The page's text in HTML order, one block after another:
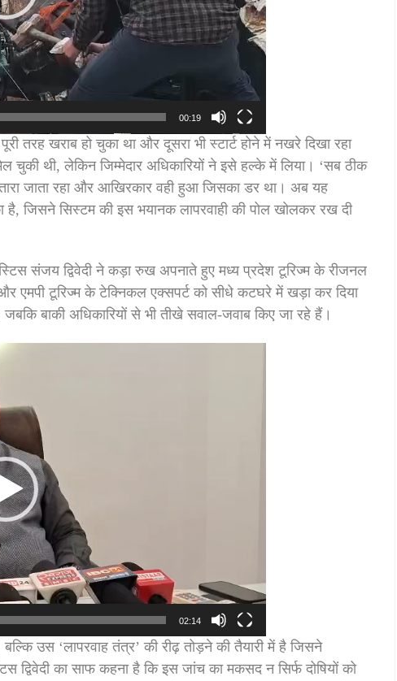
00:19
खराब हो चुका था और दूसरा भी स्टार्ट होने में नखरे दिखा रहा
चुकी थी, लेकिन जिम्मेदार अधिकारियों ने इसे हल्के में लिया। ‘सब ठीक
जाता रहा और आखिरकार वही हुआ जिसका डर था। अब यह
जिसने सिस्टम की इस भयानक लापरवाही की पोल खोलकर रख दी
संजय द्विवेदी ने कड़ा रुख अपनाते हुए मध्य प्रदेश टूरिज्म के रीजनल
टूरिज्म के टेक्निकल एक्सपर्ट को सीधे कटघरे में खड़ा कर दिया
बाकी अधिकारियों से भी तीखे सवाल-जवाब किए जा रहे हैं।
02:14
उस ‘लापरवाह तंत्र’ की रीढ़ तोड़ने की तैयारी में है जिसने
द्विवेदी का साफ कहना है कि इस जांच का मकसद न सिर्फ दोषियों को